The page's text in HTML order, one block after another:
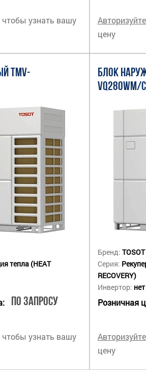
чтобы узнать вашу
цену
TMV-
тепла (HEAT
По запросу
чтобы узнать вашу
БЛОК
VQ280WM/
Бренд: TOSOT
Серия:
RECOVERY)
Инвертор: нет
Розничная
цену